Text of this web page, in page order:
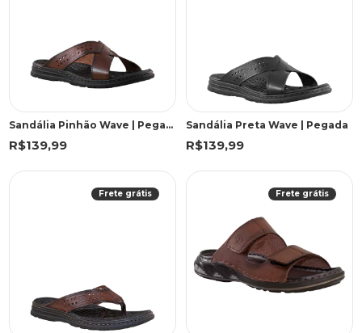
Sandália Pinhão Wave | Pegada
R$139,99
Sandália Preta Wave | Pegada
R$139,99
Frete grátis Frete grátis